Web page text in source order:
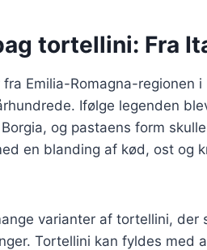
tortellini: Fra
Emilia-Romagna-regionen
Ifølge legenden
og pastaens form
en blanding af kød, ost og
varianter af tortellini,
Tortellini kan fyldes med